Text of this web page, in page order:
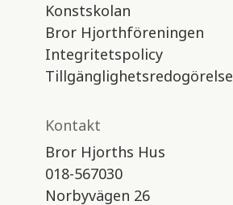
Konstskolan
Bror Hjorthföreningen
Integritetspolicy
Tillgänglighetsredogörelse
Kontakt
Bror Hjorths Hus
018-567030
Norbyvägen 26